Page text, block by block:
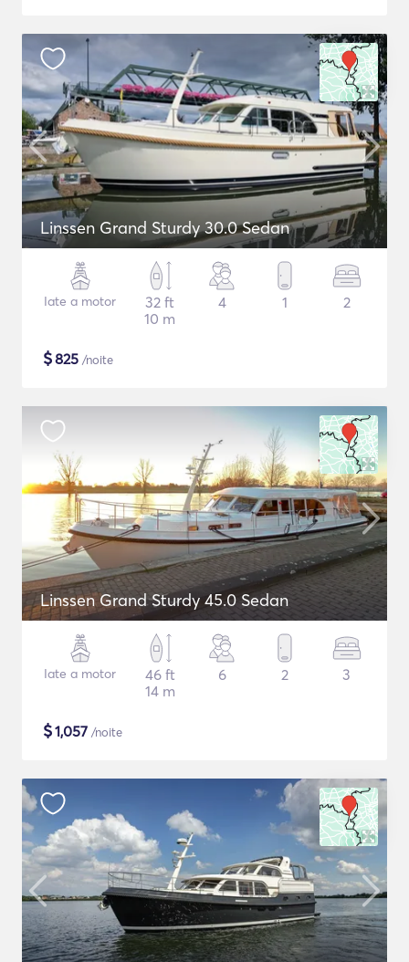
Linssen Grand Sturdy 30.0 Sedan
Iate a motor
32 ft
10 m
4 1 2
$825 /noite
Linssen Grand Sturdy 45.0 Sedan
Iate a motor
46 ft
14 m
6 2 3
$1,057 /noite